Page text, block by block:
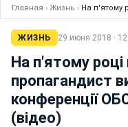
Главная › Жизнь › На п'ятому
ЖИЗНЬ 29 июня 2018 ·
На п'ятому році
пропагандист
конференції
(відео)